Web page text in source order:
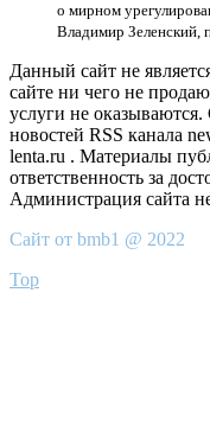
о мирном
Владимир Зеленский,
Данный сайт не
сайте ни чего не
услуги не оказываются.
новостей RSS канала
lenta.ru . Материалы
ответственность за
Администрация сайта
Сайт от bmb1 @ 2022
Top